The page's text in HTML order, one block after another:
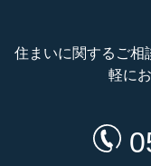
住まいに関するご相
軽に